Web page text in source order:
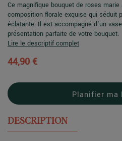
Ce magnifique bouquet de roses
composition florale exquise qui séduit
éclatante. Il est accompagné d'un
présentation parfaite de votre bouquet.
Lire le descriptif complet
44,90 €
Planifier ma
DESCRIPTION